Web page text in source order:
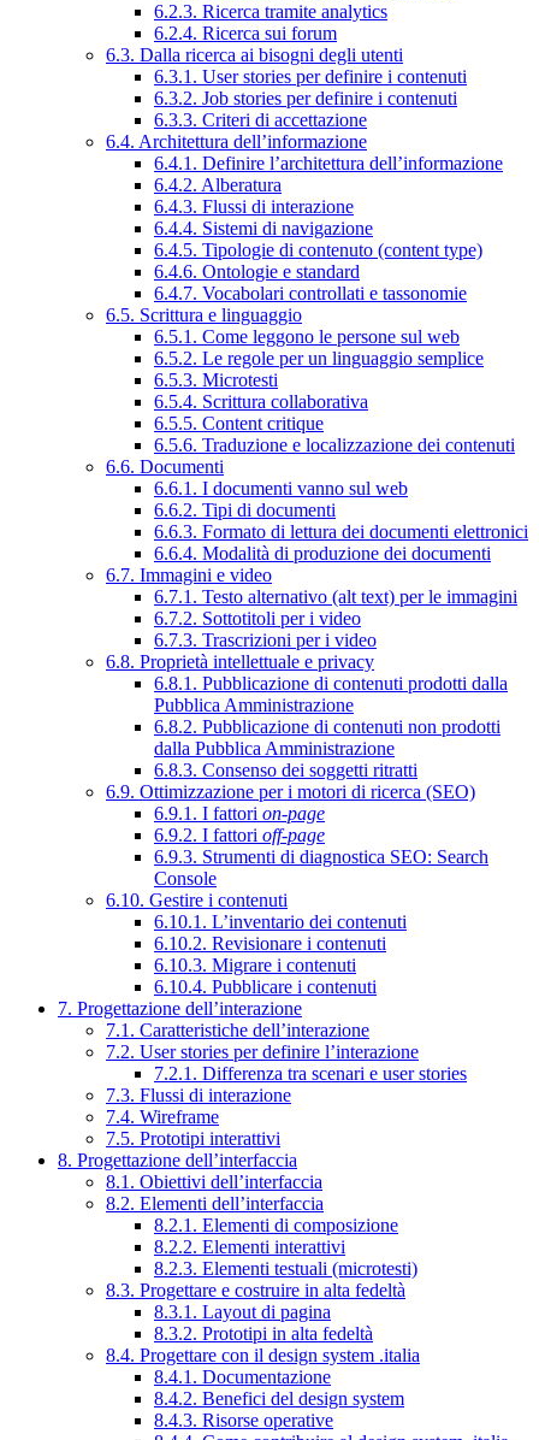
6.2.3. Ricerca tramite analytics
6.2.4. Ricerca sui forum
6.3. Dalla ricerca ai bisogni degli utenti
6.3.1. User stories per definire i contenuti
6.3.2. Job stories per definire i contenuti
6.3.3. Criteri di accettazione
6.4. Architettura dell’informazione
6.4.1. Definire l’architettura dell’informazione
6.4.2. Alberatura
6.4.3. Flussi di interazione
6.4.4. Sistemi di navigazione
6.4.5. Tipologie di contenuto (content type)
6.4.6. Ontologie e standard
6.4.7. Vocabolari controllati e tassonomie
6.5. Scrittura e linguaggio
6.5.1. Come leggono le persone sul web
6.5.2. Le regole per un linguaggio semplice
6.5.3. Microtesti
6.5.4. Scrittura collaborativa
6.5.5. Content critique
6.5.6. Traduzione e localizzazione dei contenuti
6.6. Documenti
6.6.1. I documenti vanno sul web
6.6.2. Tipi di documenti
6.6.3. Formato di lettura dei documenti elettronici
6.6.4. Modalità di produzione dei documenti
6.7. Immagini e video
6.7.1. Testo alternativo (alt text) per le immagini
6.7.2. Sottotitoli per i video
6.7.3. Trascrizioni per i video
6.8. Proprietà intellettuale e privacy
6.8.1. Pubblicazione di contenuti prodotti dalla
Pubblica Amministrazione
6.8.2. Pubblicazione di contenuti non prodotti
dalla Pubblica Amministrazione
6.8.3. Consenso dei soggetti ritratti
6.9. Ottimizzazione per i motori di ricerca (SEO)
6.9.1. I fattori on-page
6.9.2. I fattori off-page
6.9.3. Strumenti di diagnostica SEO: Search
Console
6.10. Gestire i contenuti
6.10.1. L’inventario dei contenuti
6.10.2. Revisionare i contenuti
6.10.3. Migrare i contenuti
6.10.4. Pubblicare i contenuti
7. Progettazione dell’interazione
7.1. Caratteristiche dell’interazione
7.2. User stories per definire l’interazione
7.2.1. Differenza tra scenari e user stories
7.3. Flussi di interazione
7.4. Wireframe
7.5. Prototipi interattivi
8. Progettazione dell’interfaccia
8.1. Obiettivi dell’interfaccia
8.2. Elementi dell’interfaccia
8.2.1. Elementi di composizione
8.2.2. Elementi interattivi
8.2.3. Elementi testuali (microtesti)
8.3. Progettare e costruire in alta fedeltà
8.3.1. Layout di pagina
8.3.2. Prototipi in alta fedeltà
8.4. Progettare con il design system .italia
8.4.1. Documentazione
8.4.2. Benefici del design system
8.4.3. Risorse operative